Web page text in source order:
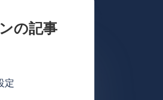
の記事
定